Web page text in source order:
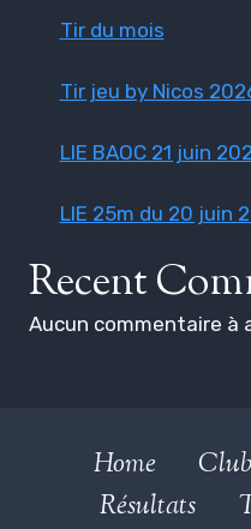
Tir du mois
Tir jeu by Nicos
LIE BAOC 21 juin
LIE 25m du 20 juin
Recent
Aucun commentaire à
Home Club
Résultats